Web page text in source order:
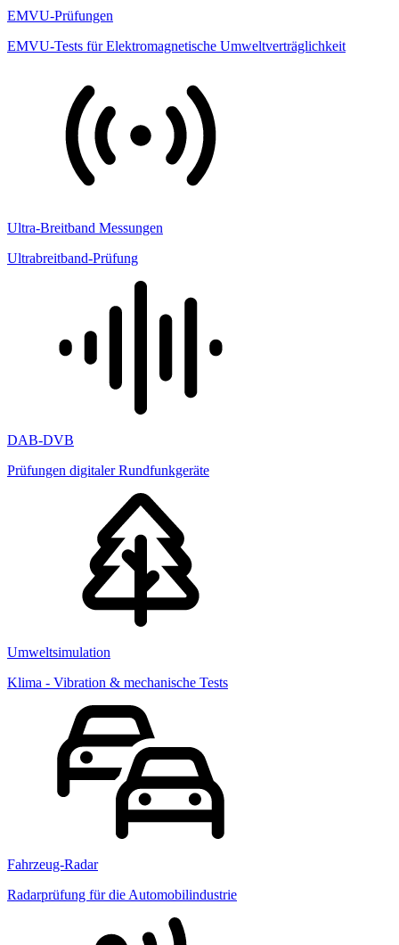
EMVU-Prüfungen
EMVU-Tests für Elektromagnetische Umweltverträglichkeit
Ultra-Breitband Messungen
Ultrabreitband-Prüfung
DAB-DVB
Prüfungen digitaler Rundfunkgeräte
Umweltsimulation
Klima - Vibration & mechanische Tests
Fahrzeug-Radar
Radarprüfung für die Automobilindustrie